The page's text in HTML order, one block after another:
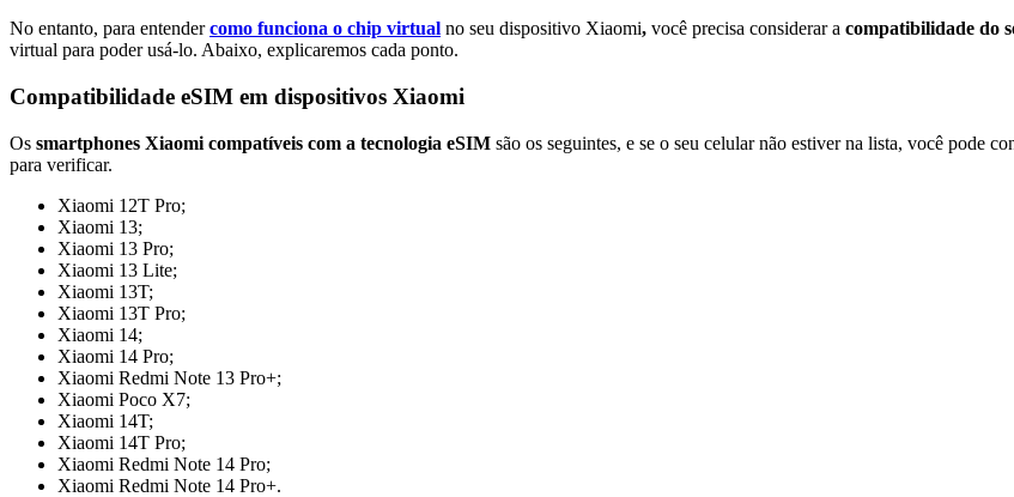
No entanto, para entendercomo funciona o chip virtual no seu dispositivo Xiaomi, você precisa considerar a compatibilidade do
virtual para poder usá-lo. Abaixo, explicaremos cada ponto.
Compatibilidade eSIM em dispositivos Xiaomi
Os smartphones Xiaomi compatíveis com a tecnologia eSIM são os seguintes, e se o seu celular não estiver na lista, você pode
para verificar.
Xiaomi 12T Pro;
Xiaomi 13;
Xiaomi 13 Pro;
Xiaomi 13 Lite;
Xiaomi 13T;
Xiaomi 13T Pro;
Xiaomi 14;
Xiaomi 14 Pro;
Xiaomi Redmi Note 13 Pro+;
Xiaomi Poco X7;
Xiaomi 14T;
Xiaomi 14T Pro;
Xiaomi Redmi Note 14 Pro;
Xiaomi Redmi Note 14 Pro+.